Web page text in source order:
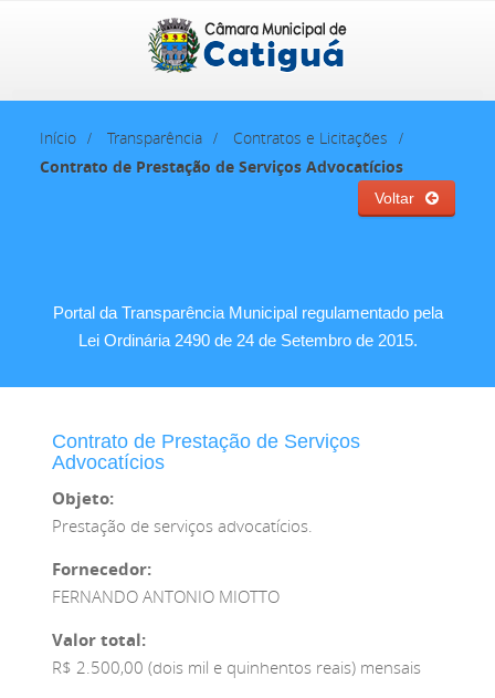
Início Transparência
Contratos e Licitações
Contrato de Prestação de Serviços Advocatícios
Voltar
Portal da Transparência Municipal regulamentado pela
Lei Ordinária 2490 de 24 de Setembro de 2015.
Contrato de Prestação de Serviços
Advocatícios
Objeto:
Prestação de serviços advocatícios.
Fornecedor:
FERNANDO ANTONIO MIOTTO
Valor total:
R$ 2.500,00 (dois mil e quinhentos reais) mensais